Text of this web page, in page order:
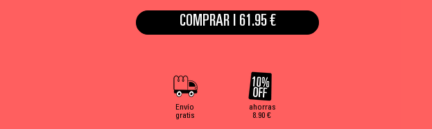
COMPRAR | 61.95 €
Envío
gratis
ahorras
8.90 €